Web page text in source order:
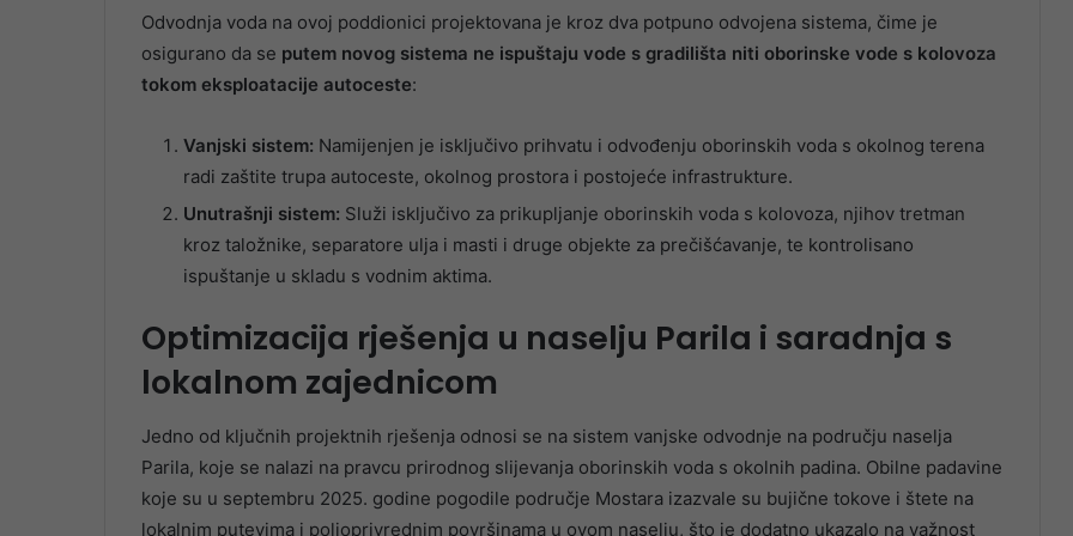
Odvodnja voda na ovoj poddionici projektovana je kroz dva potpuno odvojena sistema, čime je
osigurano da se putem novog sistema ne ispuštaju vode s gradilišta niti oborinske vode s kolovoza
tokom eksploatacije autoceste:
Vanjski sistem: Namijenjen je isključivo prihvatu i odvođenju oborinskih voda s okolnog terena
radi zaštite trupa autoceste, okolnog prostora i postojeće infrastrukture.
Unutrašnji sistem: Služi isključivo za prikupljanje oborinskih voda s kolovoza, njihov tretman
kroz taložnike, separatore ulja i masti i druge objekte za prečišćavanje, te kontrolisano
ispuštanje u skladu s vodnim aktima.
Optimizacija rješenja u naselju Parila i saradnja s
lokalnom zajednicom
Jedno od ključnih projektnih rješenja odnosi se na sistem vanjske odvodnje na području naselja
Parila, koje se nalazi na pravcu prirodnog slijevanja oborinskih voda s okolnih padina. Obilne padavine
koje su u septembru 2025. godine pogodile područje Mostara izazvale su bujične tokove i štete na
lokalnim putevima i poljoprivrednim površinama u ovom naselju, što je dodatno ukazalo na važnost